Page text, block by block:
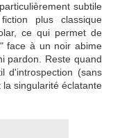
subtile
plus classique
ce qui permet de
face à un noir abime
pardon. Reste quand
d'introspection (sans
singularité éclatante